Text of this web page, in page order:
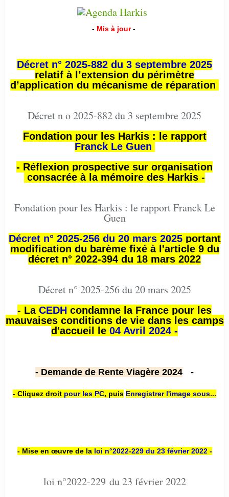
- Mis à jour -
Décret n° 2025-882 du 3 septembre 2025
relatif à l’extension du périmètre
d’application du mécanisme de réparation
Décret n o 2025-882 du 3 septembre 2025
Fondation pour les Harkis : le rapport
Franck Le Guen
- Réflexion prospective sur organisation
consacrée à la mémoire des Harkis -
Fondation pour les Harkis : le rapport Franck Le
Guen
Décret n° 2025-256 du 20 mars 2025portant
modification du barème fixé à l'article 9 du
décret n° 2022-394 du 18 mars 2022
Décret n° 2025-256 du 20 mars 2025
- La CEDH condamne la France pour les
mauvaises conditions de vie dans les camps
d'accueil le 04 Avril 2024 -
- Demande de Rente Viagère 2024 -
- Cliquez droit pour les PC, puis Enregistrer l'image sous...
- Mise en œuvre de la loi n°2022-229 du 23 février 2022 -
loi n°2022-229 du 23 février 2022